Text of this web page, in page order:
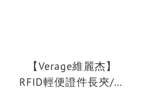
【Verage維麗杰】
RFID輕便證件長夾/證